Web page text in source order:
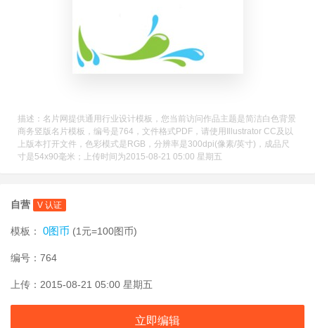
描述：名片网提供通用行业设计模板，您当前访问作品主题是简洁白色背景
商务竖版名片模板，编号是764，文件格式PDF，请使用Illustrator CC及以
上版本打开文件，色彩模式是RGB，分辨率是300dpi(像素/英寸)，成品尺
寸是54x90毫米；上传时间为2015-08-21 05:00 星期五
自营 V 认证
模板： 0图币 (1元=100图币)
编号：764
上传：2015-08-21 05:00 星期五
立即编辑